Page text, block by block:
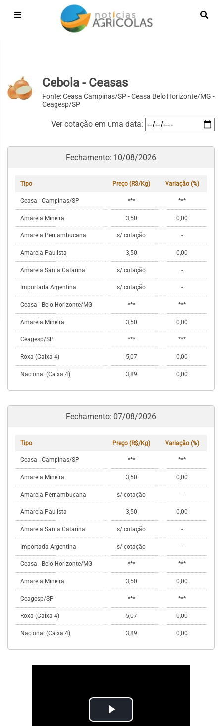
Cebola - Ceasas
Fonte: Ceasa Campinas/SP - Ceasa Belo Horizonte/MG -
Ceagesp/SP
Ver cotação em uma data:
Fechamento: 10/08/2026
Tipo Preço (R$/Kg) Variação (%)
Ceasa - Campinas/SP *** ***
Amarela Mineira 3,50 0,00
Amarela Pernambucana s/ cotação -
Amarela Paulista 3,50 0,00
Amarela Santa Catarina s/ cotação -
Importada Argentina s/ cotação -
Ceasa - Belo Horizonte/MG *** ***
Amarela Mineira 3,50 0,00
Ceagesp/SP *** ***
Roxa (Caixa 4) 5,07 0,00
Nacional (Caixa 4) 3,89 0,00
Fechamento: 07/08/2026
Tipo Preço (R$/Kg) Variação (%)
Ceasa - Campinas/SP *** ***
Amarela Mineira 3,50 0,00
Amarela Pernambucana s/ cotação -
Amarela Paulista 3,50 0,00
Amarela Santa Catarina s/ cotação -
Importada Argentina s/ cotação -
Ceasa - Belo Horizonte/MG *** ***
Amarela Mineira 3,50 0,00
Ceagesp/SP *** ***
Roxa (Caixa 4) 5,07 0,00
Nacional (Caixa 4) 3,89 0,00
Play